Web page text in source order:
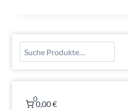
Suchen
0
0,00 €